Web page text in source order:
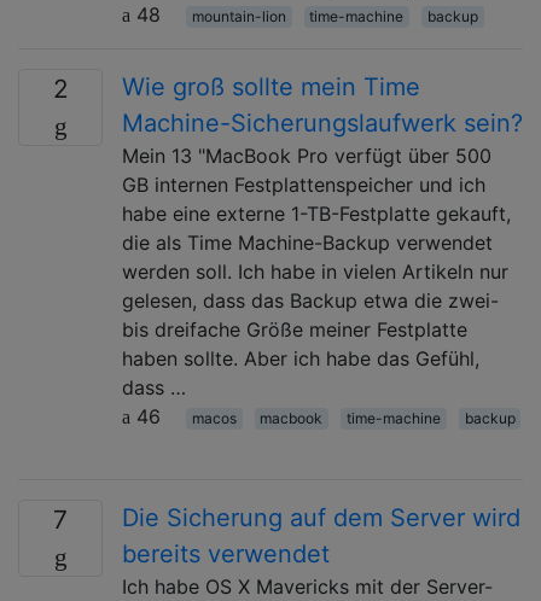
48
mountain-lion time-machine backup
2
Wie groß sollte mein Time
Machine-Sicherungslaufwerk sein?
Mein 13 "MacBook Pro verfügt über 500
GB internen Festplattenspeicher und ich
habe eine externe 1-TB-Festplatte gekauft,
die als Time Machine-Backup verwendet
werden soll. Ich habe in vielen Artikeln nur
gelesen, dass das Backup etwa die zwei-
bis dreifache Größe meiner Festplatte
haben sollte. Aber ich habe das Gefühl,
dass …
46
macos macbook time-machine backup
7
Die Sicherung auf dem Server wird
bereits verwendet
Ich habe OS X Mavericks mit der Server-